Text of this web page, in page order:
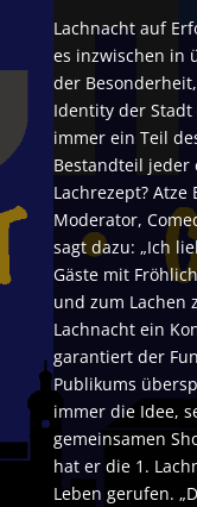
Lachnacht auf
es inzwischen in
der
Identity der Stadt
immer ein Teil
Bestandteil jeder
Lachrezept?
Moderator,
sagt dazu: „Ich
Gäste mit
und zum Lachen
Lachnacht ein
garantiert der
Publikums
immer die Idee,
gemeinsamen
hat er die 1.
Leben gerufen.